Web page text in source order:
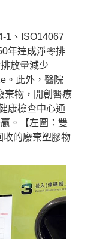
1、ISO14067
年達成淨零排
放量減少
。此外，醫院
棄物，開創醫療
康檢查中心通
。【左圖：雙
收的廢棄塑膠物